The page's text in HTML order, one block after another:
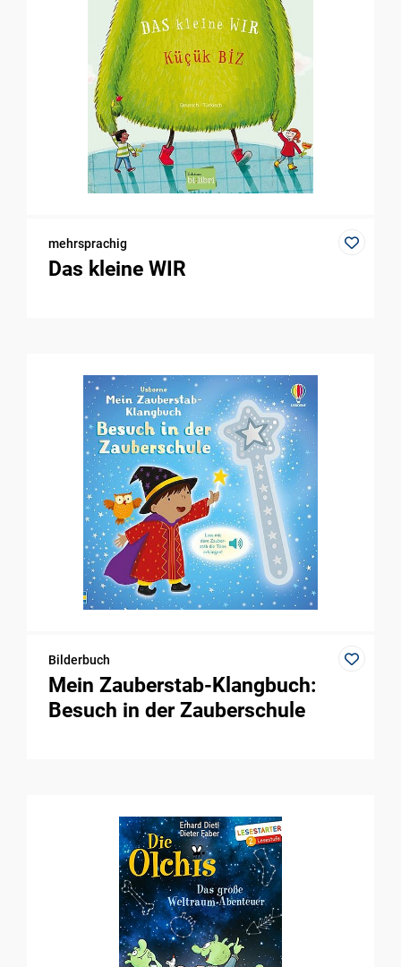
mehrsprachig
Das kleine WIR
Bilderbuch
Mein Zauberstab-Klangbuch:
Besuch in der Zauberschule